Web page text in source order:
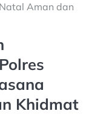
Aman dan
Khidmat